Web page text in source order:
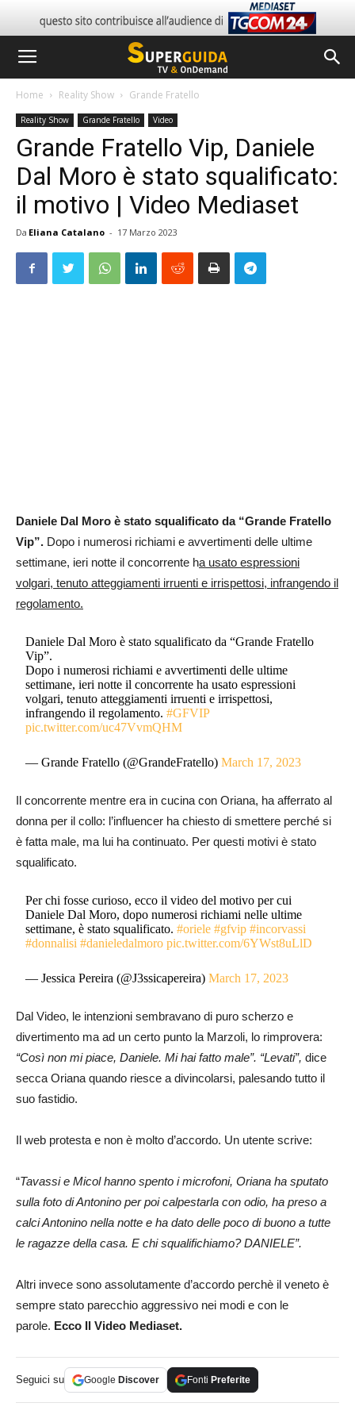
Home Reality Show Grande Fratello
Reality Show Grande Fratello Video
Grande Fratello Vip, Daniele
Dal Moro è stato squalificato:
il motivo | Video Mediaset
Da Eliana Catalano - 17 Marzo 2023
Daniele Dal Moro è stato squalificato da “Grande Fratello
Vip”. Dopo i numerosi richiami e avvertimenti delle ultime
settimane, ieri notte il concorrente ha usato espressioni
volgari, tenuto atteggiamenti irruenti e irrispettosi, infrangendo il
regolamento.
Daniele Dal Moro è stato squalificato da “Grande Fratello
Vip”.
Dopo i numerosi richiami e avvertimenti delle ultime
settimane, ieri notte il concorrente ha usato espressioni
volgari, tenuto atteggiamenti irruenti e irrispettosi,
infrangendo il regolamento.#GFVIP
pic.twitter.com/uc47VvmQHM
— Grande Fratello (@GrandeFratello)March 17, 2023
Il concorrente mentre era in cucina con Oriana, ha afferrato al
donna per il collo: l’influencer ha chiesto di smettere perché si
è fatta male, ma lui ha continuato. Per questi motivi è stato
squalificato.
Per chi fosse curioso, ecco il video del motivo per cui
Daniele Dal Moro, dopo numerosi richiami nelle ultime
settimane, è stato squalificato.#oriele #gfvip #incorvassi
#donnalisi #danieledalmoro pic.twitter.com/6YWst8uLlD
— Jessica Pereira (@J3ssicapereira)March 17, 2023
Dal Video, le intenzioni sembravano di puro scherzo e
divertimento ma ad un certo punto la Marzoli, lo rimprovera:
“Così non mi piace, Daniele. Mi hai fatto male”. “Levati”, dice
secca Oriana quando riesce a divincolarsi, palesando tutto il
suo fastidio.
Il web protesta e non è molto d’accordo. Un utente scrive:
“Tavassi e Micol hanno spento i microfoni, Oriana ha sputato
sulla foto di Antonino per poi calpestarla con odio, ha preso a
calci Antonino nella notte e ha dato delle poco di buono a tutte
le ragazze della casa. E chi squalifichiamo? DANIELE”.
Altri invece sono assolutamente d’accordo perchè il veneto è
sempre stato parecchio aggressivo nei modi e con le
parole. Ecco Il Video Mediaset.
Seguici su Google Discover Fonti Preferite